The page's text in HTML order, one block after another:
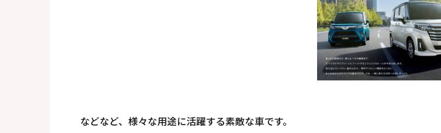
などなど、様々な用途に活躍する素敵な車です。